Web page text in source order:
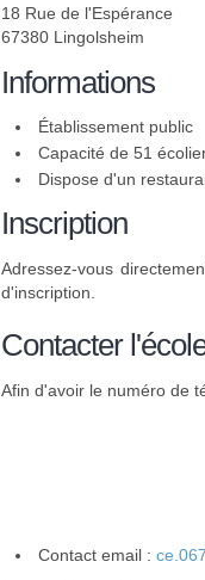
18 Rue de l'Espérance
67380 Lingolsheim
Informations
Établissement public
Capacité de 51
Dispose d'un
Inscription
Adressez-vous
d'inscription.
Contacter
Afin d'avoir le numéro de
Contact email :